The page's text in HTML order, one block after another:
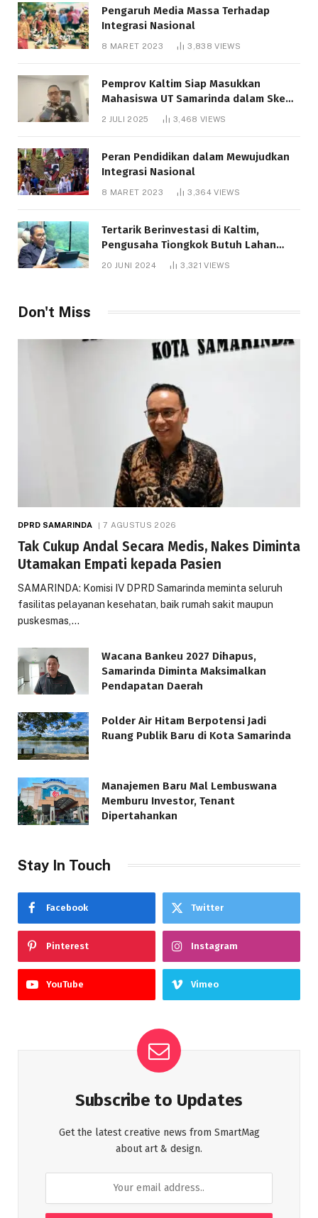
Pengaruh Media Massa Terhadap
Integrasi Nasional
8 MARET 2023 3,838VIEWS
Pemprov Kaltim Siap Masukkan
Mahasiswa UT Samarinda dalam Skema
Bantuan Pendidikan Gratispol
2 JULI 2025 3,468 VIEWS
Peran Pendidikan dalam Mewujudkan
Integrasi Nasional
8 MARET 2023 3,364VIEWS
Tertarik Berinvestasi di Kaltim,
Pengusaha Tiongkok Butuh Lahan
1.000 Hektare
20 JUNI 2024 3,321VIEWS
Don't Miss
DPRD SAMARINDA 7 AGUSTUS 2026
Tak Cukup Andal Secara Medis, Nakes Diminta
Utamakan Empati kepada Pasien
SAMARINDA: Komisi IV DPRD Samarinda meminta seluruh
fasilitas pelayanan kesehatan, baik rumah sakit maupun
puskesmas,…
Wacana Bankeu 2027 Dihapus,
Samarinda Diminta Maksimalkan
Pendapatan Daerah
Polder Air Hitam Berpotensi Jadi
Ruang Publik Baru di Kota Samarinda
Manajemen Baru Mal Lembuswana
Memburu Investor, Tenant
Dipertahankan
Stay In Touch
Facebook Twitter
Pinterest Instagram
YouTube Vimeo
Subscribe to Updates
Get the latest creative news from SmartMag
about art & design.